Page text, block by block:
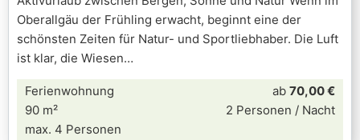
Oberallgäu der Frühling erwacht, beginnt eine der
schönsten Zeiten für Natur- und Sportliebhaber. Die Luft
ist klar, die Wiesen
Ferienwohnung
90 m²
max. 4 Personen
ab 70,00 €
2 Personen / Nacht